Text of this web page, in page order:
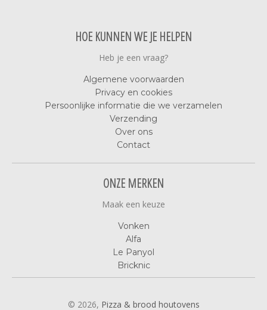
HOE KUNNEN WE JE HELPEN
Heb je een vraag?
Algemene voorwaarden
Privacy en cookies
Persoonlijke informatie die we verzamelen
Verzending
Over ons
Contact
ONZE MERKEN
Maak een keuze
Vonken
Alfa
Le Panyol
Bricknic
© 2026, Pizza & brood houtovens